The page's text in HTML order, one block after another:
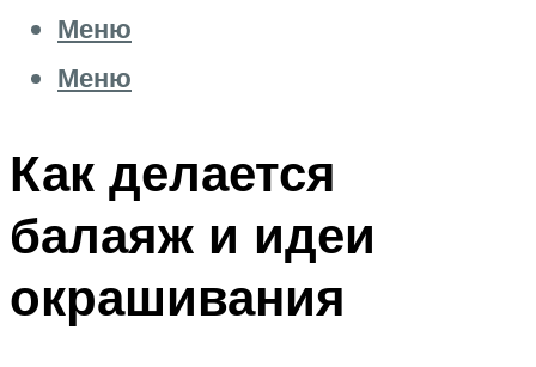
Меню
Меню
Как делается
балаяж и идеи
окрашивания